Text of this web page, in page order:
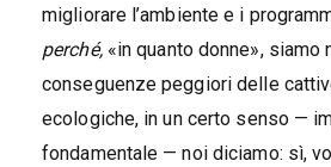
migliorare l’ambiente e i
perché,«in quanto donne», siamo
conseguenze peggiori delle
ecologiche, in un certo senso —
fondamentale — noi diciamo: sì,